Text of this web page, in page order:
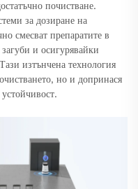
почистване.
за дозиране на
смесват препаратите в
и осигурявайки
изтънчена технология
но и допринася